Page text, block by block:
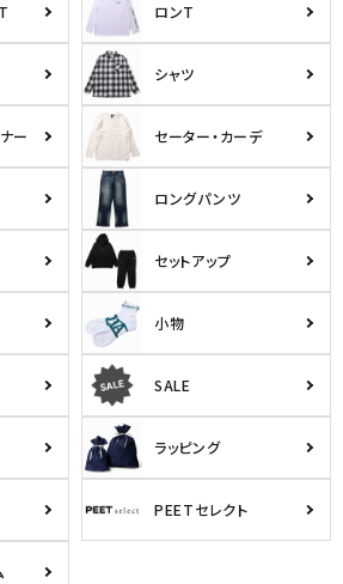
ロンT
シャツ
ー セーター・カーデ
ロングパンツ
セットアップ
小物
SALE
ラッピング
PEETセレクト